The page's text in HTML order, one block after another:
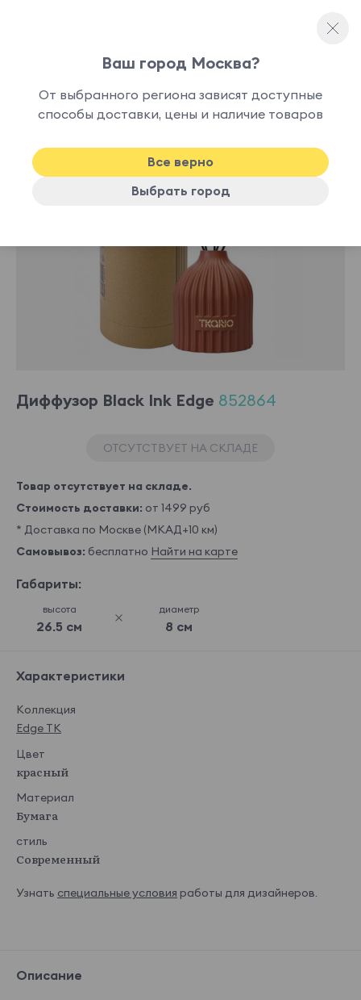
наличии
Диффузор Black Ink Edge 852864
ОТСУТСТВУЕТ НА СКЛАДЕ
Товар отсутствует на складе.
Стоимость доставки: от 1499 руб
* Доставка по Москве (МКАД+10 км)
Самовывоз: бесплатно Найти на карте
Габариты:
высота
26.5 см
диаметр
8 см
Характеристики
Коллекция
Edge TK
Цвет
красный
Материал
Бумага
стиль
Современный
Узнать специальные условия работы для дизайнеров.
Описание
Ваш город Москва?
От выбранного региона зависят доступные
способы доставки, цены и наличие товаров
Все верно
Выбрать город